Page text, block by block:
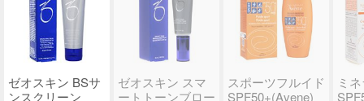
ゼオスキン BSサ
ンスクリーン
ゼオスキン スマ
ートトーンブロー
スポーツフルイド
SPF50+(Avene)
ミ